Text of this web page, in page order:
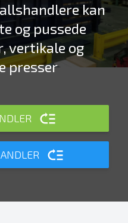
kan
og pussede
vertikale og
presser